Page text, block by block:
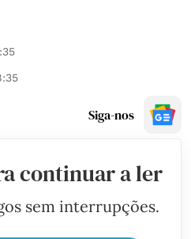
Siga-nos
continuar a ler
sem interrupções.